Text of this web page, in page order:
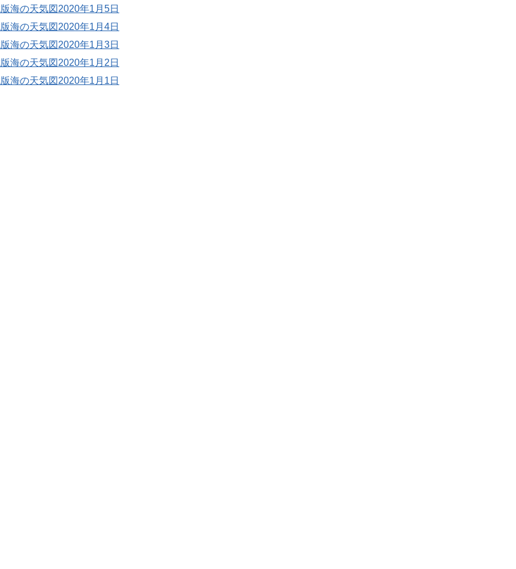
海の天気図2020年1月5日
海の天気図2020年1月4日
海の天気図2020年1月3日
海の天気図2020年1月2日
海の天気図2020年1月1日